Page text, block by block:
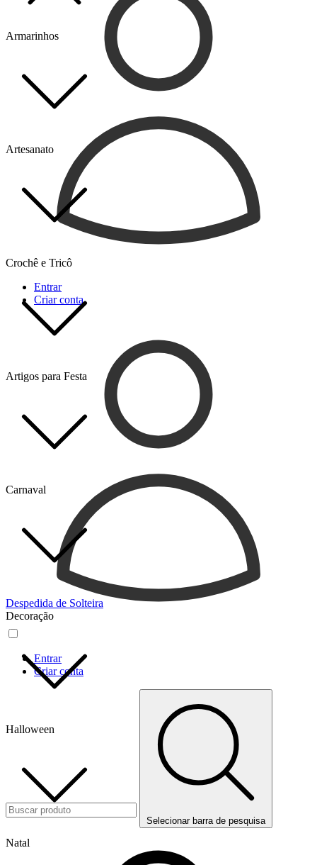
Armarinhos
Artesanato
Crochê e Tricô
Artigos para Festa
Carnaval
Despedida de Solteira
Decoração
Halloween
Natal
Entrar
Criar conta
Entrar
Criar conta
Selecionar barra de pesquisa